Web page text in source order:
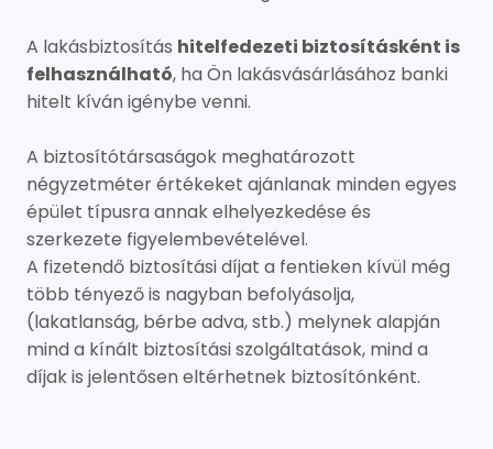
A lakásbiztosítás hitelfedezeti biztosításként is
felhasználható, ha Ön lakásvásárlásához banki
hitelt kíván igénybe venni.
A biztosítótársaságok meghatározott
négyzetméter értékeket ajánlanak minden egyes
épület típusra annak elhelyezkedése és
szerkezete figyelembevételével.
A fizetendő biztosítási díjat a fentieken kívül még
több tényező is nagyban befolyásolja,
(lakatlanság, bérbe adva, stb.) melynek alapján
mind a kínált biztosítási szolgáltatások, mind a
díjak is jelentősen eltérhetnek biztosítónként.